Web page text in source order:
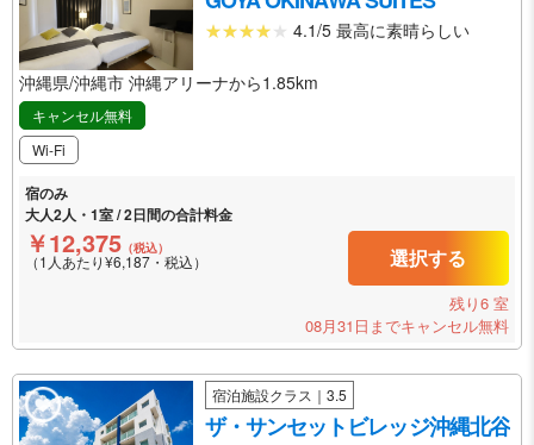
4.1/5 最高に素晴らしい
沖縄県/沖縄市 沖縄アリーナから1.85km
キャンセル無料
Wi-Fi
宿のみ
大人2人・1室 / 2日間の合計料金
￥12,375 （税込）
（1人あたり¥6,187・税込） 選択する
残り6 室
08月31日までキャンセル無料
宿泊施設クラス｜3.5
ザ・サンセットビレッジ沖縄北谷